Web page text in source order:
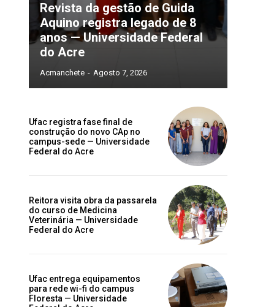
Revista da gestão de Guida
Aquino registra legado de 8
anos — Universidade Federal
do Acre
Acmanchete - Agosto 7, 2026
Ufac registra fase final de
construção do novo CAp no
campus-sede — Universidade
Federal do Acre
Reitora visita obra da passarela
do curso de Medicina
Veterinária — Universidade
Federal do Acre
Ufac entrega equipamentos
para rede wi-fi do campus
Floresta — Universidade